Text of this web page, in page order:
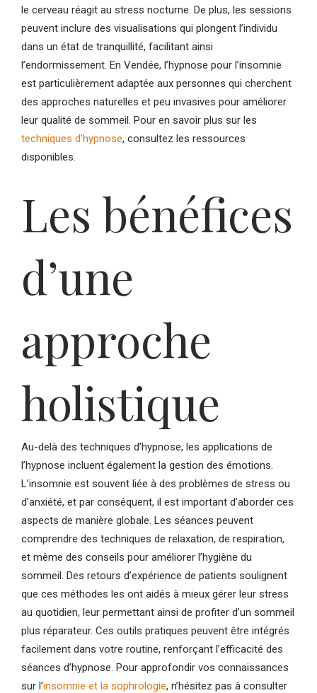
le cerveau réagit au stress nocturne. De plus, les sessions
peuvent inclure des visualisations qui plongent l’individu
dans un état de tranquillité, facilitant ainsi
l’endormissement. En Vendée, l’hypnose pour l’insomnie
est particulièrement adaptée aux personnes qui cherchent
des approches naturelles et peu invasives pour améliorer
leur qualité de sommeil. Pour en savoir plus sur les
techniques d’hypnose, consultez les ressources
disponibles.
Les bénéfices
d’une
approche
holistique
Au-delà des techniques d’hypnose, les applications de
l’hypnose incluent également la gestion des émotions.
L’insomnie est souvent liée à des problèmes de stress ou
d’anxiété, et par conséquent, il est important d’aborder ces
aspects de manière globale. Les séances peuvent
comprendre des techniques de relaxation, de respiration,
et même des conseils pour améliorer l’hygiène du
sommeil. Des retours d’expérience de patients soulignent
que ces méthodes les ont aidés à mieux gérer leur stress
au quotidien, leur permettant ainsi de profiter d’un sommeil
plus réparateur. Ces outils pratiques peuvent être intégrés
facilement dans votre routine, renforçant l’efficacité des
séances d’hypnose. Pour approfondir vos connaissances
sur l’insomnie et la sophrologie, n’hésitez pas à consulter